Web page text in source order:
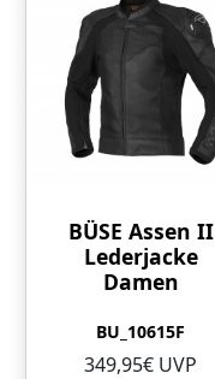
BÜSE Assen II
Lederjacke
Damen
BU_10615F
349,95€ UVP